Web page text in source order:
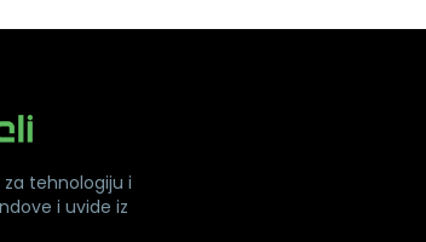
tehnologiju i
i uvide iz